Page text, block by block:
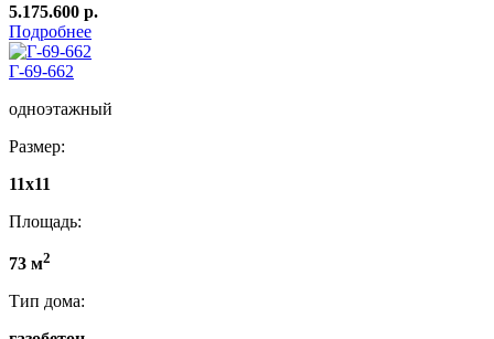
5.175.600 р.
Подробнее
Г-69-662
одноэтажный
Размер:
11x11
Площадь:
73 м2
Тип дома: